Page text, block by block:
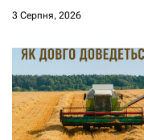
3 Серпня, 2026